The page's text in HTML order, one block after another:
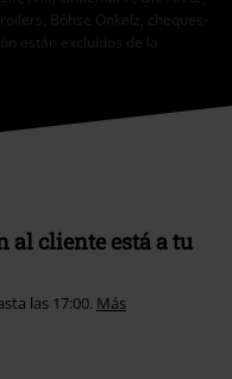
Böhse Onkelz, cheques-
están excluidos de la
al cliente está a tu
las 17:00. Más